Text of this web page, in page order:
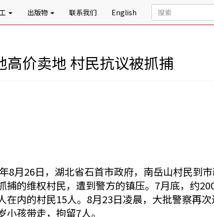
出版物 联系我们 English
价卖地 村民抗议被抓捕
8月26日，湖北省石首市政府，南岳山村民到
捕的维权村民，遭到警方的镇压。7月底，约
在内的村民15人。8月23日凌晨，大批警察再
小孩带走，拘留7人。